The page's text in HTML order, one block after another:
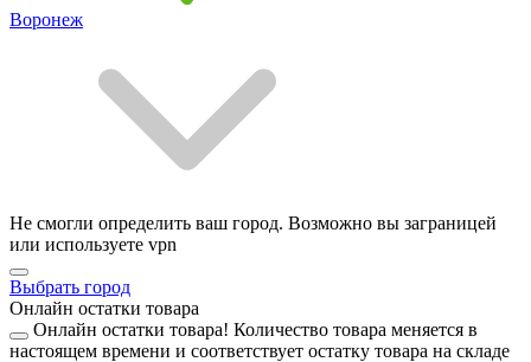
Воронеж
Не смогли определить ваш город. Возможно вы заграницей
или используете vpn
Выбрать город
Онлайн остатки товара
Онлайн остатки товара! Количество товара меняется в
настоящем времени и соответствует остатку товара на складе